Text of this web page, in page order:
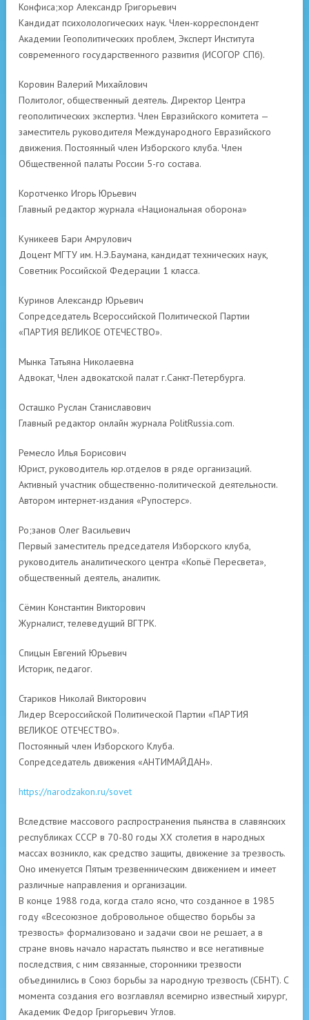
Конфиса;хор Александр Григорьевич
Кандидат психолологических наук. Член-корреспондент
Академии Геополитических проблем, Эксперт Института
современного государственного развития (ИСОГОР СПб).
Коровин Валерий Михайлович
Политолог, общественный деятель. Директор Центра
геополитических экспертиз. Член Евразийского комитета —
заместитель руководителя Международного Евразийского
движения. Постоянный член Изборского клуба. Член
Общественной палаты России 5-го состава.
Коротченко Игорь Юрьевич
Главный редактор журнала «Национальная оборона»
Куникеев Бари Амрулович
Доцент МГТУ им. Н.Э.Баумана, кандидат технических наук,
Советник Российской Федерации 1 класса.
Куринов Александр Юрьевич
Сопредседатель Всероссийской Политической Партии
«ПАРТИЯ ВЕЛИКОЕ ОТЕЧЕСТВО».
Мынка Татьяна Николаевна
Адвокат, Член адвокатской палат г.Санкт-Петербурга.
Осташко Руслан Станиславович
Главный редактор онлайн журнала PolitRussia.com.
Ремесло Илья Борисович
Юрист, руководитель юр.отделов в ряде организаций.
Активный участник общественно-политической деятельности.
Автором интернет-издания «Рупостерс».
Ро;занов Олег Васильевич
Первый заместитель председателя Изборского клуба,
руководитель аналитического центра «Копьё Пересвета»,
общественный деятель, аналитик.
Сёмин Константин Викторович
Журналист, телеведущий ВГТРК.
Спицын Евгений Юрьевич
Историк, педагог.
Стариков Николай Викторович
Лидер Всероссийской Политической Партии «ПАРТИЯ
ВЕЛИКОЕ ОТЕЧЕСТВО».
Постоянный член Изборского Клуба.
Сопредседатель движения «АНТИМАЙДАН».
https://narodzakon.ru/sovet
Вследствие массового распространения пьянства в славянских
республиках СССР в 70-80 годы XX столетия в народных
массах возникло, как средство защиты, движение за трезвость.
Оно именуется Пятым трезвенническим движением и имеет
различные направления и организации.
В конце 1988 года, когда стало ясно, что созданное в 1985
году «Всесоюзное добровольное общество борьбы за
трезвость» формализовано и задачи свои не решает, а в
стране вновь начало нарастать пьянство и все негативные
последствия, с ним связанные, сторонники трезвости
объединились в Союз борьбы за народную трезвость (СБНТ). С
момента создания его возглавлял всемирно известный хирург,
Академик Федор Григорьевич Углов.